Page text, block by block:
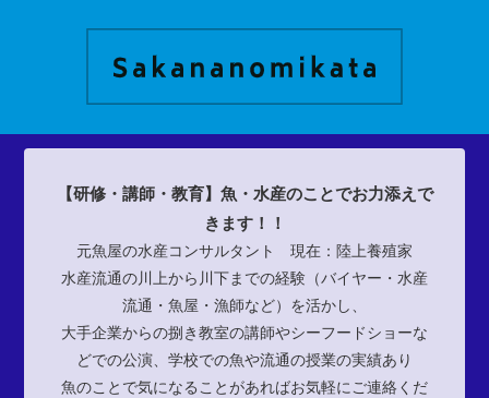
【研修・講師・教育】魚・水産のことでお力添えで
きます！！
元魚屋の水産コンサルタント 現在：陸上養殖家
水産流通の川上から川下までの経験（バイヤー・水産
流通・魚屋・漁師など）を活かし、
大手企業からの捌き教室の講師やシーフードショーな
どでの公演、学校での魚や流通の授業の実績あり
魚のことで気になることがあればお気軽にご連絡くだ